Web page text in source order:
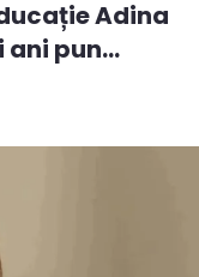
Adina
ani pun